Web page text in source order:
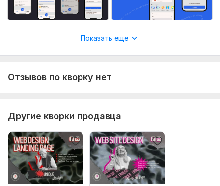
5.Другая важная информация, которая сделает работу
понятнее и лучше.
Фриланс услуга включает:
Прототип
Анимация элементов
Срок выполнения: 5 дней
Уникальность: Уникальный
Платформа: Android,
iOS
Инструмент: Adobe Illustrator,Adobe Photoshop,
Показать еще
Отзывов по кворку нет
Другие кворки продавца